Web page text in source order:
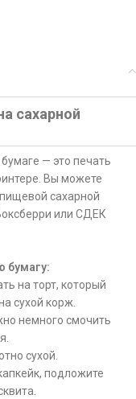
сахарной
— это печать
Вы можете
сахарной
или СДЕК
бумагу:
на торт, который
сухой корж.
немного смочить
сухой.
подложите